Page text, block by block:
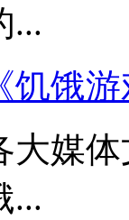
...
饥饿
大媒
...